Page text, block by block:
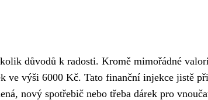
důvodů k radosti. Kromě mimořádné
ve výši 6000 Kč. Tato finanční injekce jistě
nový spotřebič nebo třeba dárek pro